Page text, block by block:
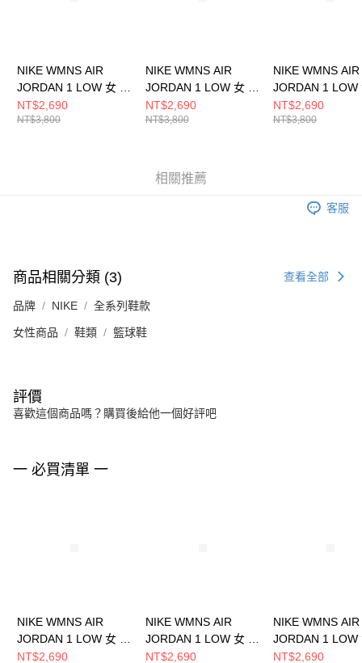
NIKE WMNS AIR
JORDAN 1 LOW 女 籃
球鞋 DC0774122
NT$2,690
NT$3,800
NIKE WMNS AIR
JORDAN 1 LOW 女 籃
球鞋 DC0774200
NT$2,690
NT$3,800
NIKE WMNS AIR
JORDAN 1 LOW
球鞋 DC0774203
NT$2,690
NT$3,800
相關推薦
客服
商品相關分類 (3) 查看全部
品牌 NIKE 全系列鞋款
女性商品 鞋類 籃球鞋
評價
喜歡這個商品嗎？購買後給他一個好評吧
一 必買清單 一
NIKE WMNS AIR
JORDAN 1 LOW 女 籃
球鞋 DC0774122
NT$2,690
NIKE WMNS AIR
JORDAN 1 LOW 女 籃
球鞋 DC0774200
NT$2,690
NIKE WMNS AIR
JORDAN 1 LOW
球鞋 DC0774203
NT$2,690